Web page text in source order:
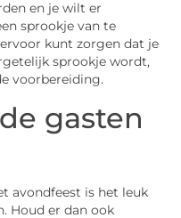
en je wilt er
sprookje van te
kunt zorgen dat je
sprookje wordt,
voorbereiding.
gasten
avondfeest is het leuk
Houd er dan ook